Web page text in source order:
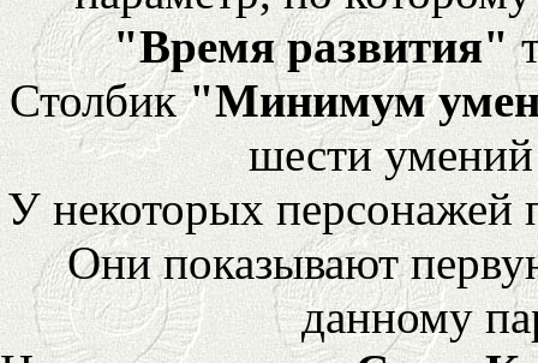
"Время развития"
Столбик"Минимум
шести
У некоторых персонажей
Они показывают
данному